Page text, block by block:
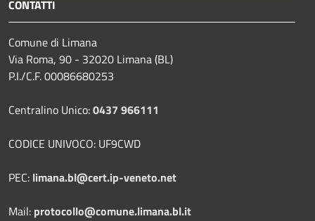
CONTATTI
Comune di Limana
Via Roma, 90 - 32020 Limana (BL)
P.I./C.F. 00086680253
Centralino Unico:0437 966111
CODICE UNIVOCO: UF9CWD
PEC: limana.bl@cert.ip-veneto.net
Mail: protocollo@comune.limana.bl.it